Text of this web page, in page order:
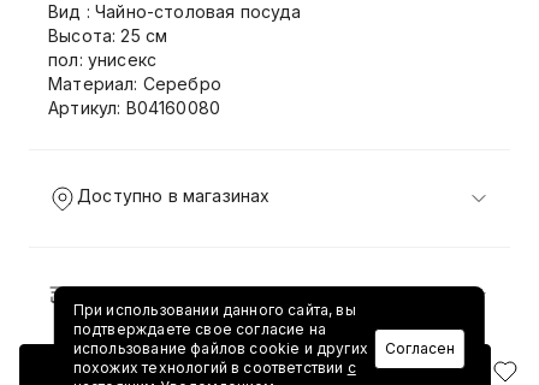
Добавить в корзину
Вид : Чайно-столовая посуда
Высота: 25 см
пол: унисекс
Материал: Серебро
Артикул: B04160080
Доступно в магазинах
Доставка и возврат
При использовании данного сайта, вы
подтверждаете свое согласие на
использование файлов cookie и других
похожих технологий в соответствии с
Согласен